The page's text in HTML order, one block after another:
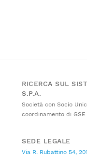
RICERCA SUL
S.P.A.
Società con Socio
coordinamento di GSE
SEDE LEGALE
Via R. Rubattino 54,